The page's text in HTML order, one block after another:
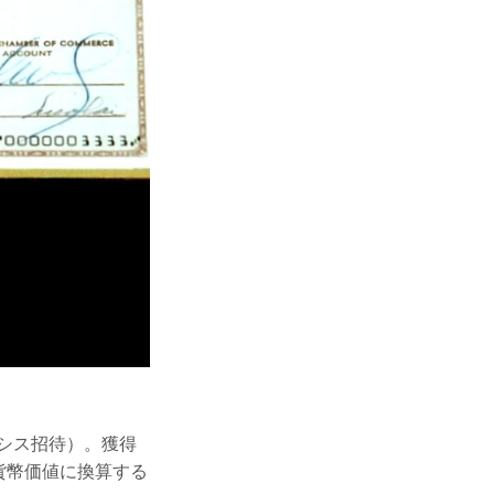
ス招待）。獲得
価値に換算する